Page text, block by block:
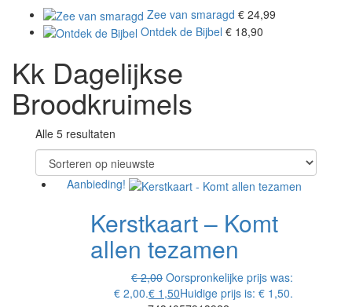
Zee van smaragd € 24,99
Ontdek de Bijbel € 18,90
Kk Dagelijkse
Broodkruimels
Alle 5 resultaten
Aanbieding!
Kerstkaart – Komt
allen tezamen
€2,00 Oorspronkelijke prijs was:
€ 2,00.€ 1,50Huidige prijs is: € 1,50.